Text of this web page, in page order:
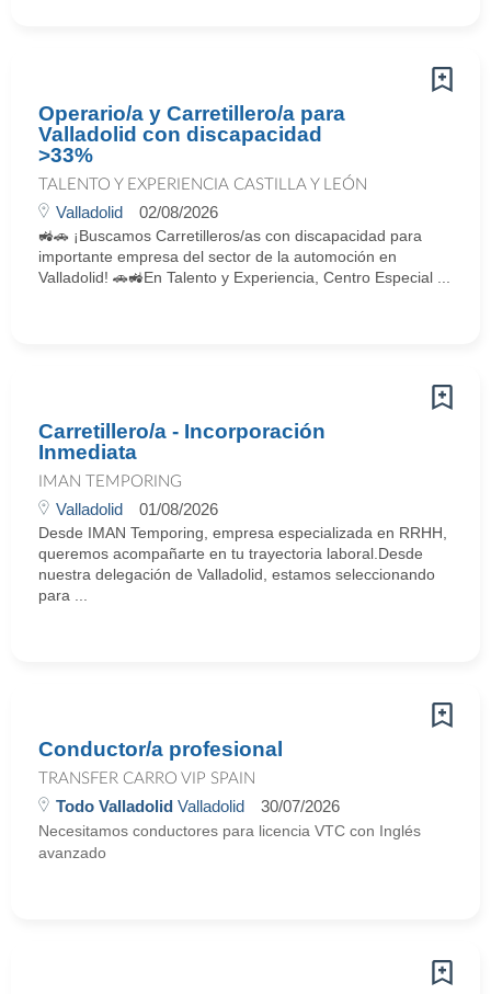
Operario/a y Carretillero/a para
Valladolid con discapacidad
>33%
TALENTO Y EXPERIENCIA CASTILLA Y LEÓN
Valladolid 02/08/2026
🚜🚗 ¡Buscamos Carretilleros/as con discapacidad para
importante empresa del sector de la automoción en
Valladolid! 🚗🚜En Talento y Experiencia, Centro Especial ...
Carretillero/a - Incorporación
Inmediata
IMAN TEMPORING
Valladolid 01/08/2026
Desde IMAN Temporing, empresa especializada en RRHH,
queremos acompañarte en tu trayectoria laboral.Desde
nuestra delegación de Valladolid, estamos seleccionando
para ...
Conductor/a profesional
TRANSFER CARRO VIP SPAIN
Todo Valladolid Valladolid 30/07/2026
Necesitamos conductores para licencia VTC con Inglés
avanzado